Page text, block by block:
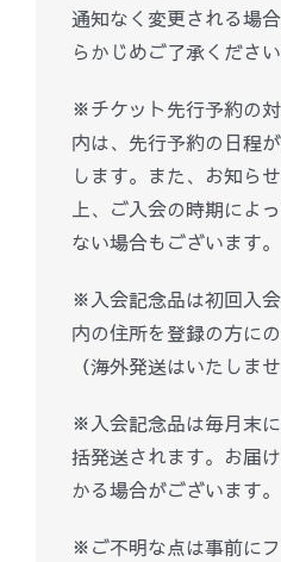
通知なく変更される場
らかじめご了承ください
※チケット先行予約の
内は、先行予約の日程
します。また、お知ら
上、ご入会の時期によ
ない場合もございます。
※入会記念品は初回入
内の住所を登録の方に
（海外発送はいたしませ
※入会記念品は毎月末
括発送されます。お届
かる場合がございます。
※ご不明な点は事前に